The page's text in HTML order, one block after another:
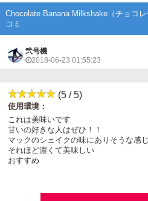
Chocolate Banana Milkshake（チョコ
コミ
弐号機
2018-06-23 01:55:23
(5 / 5)
使用環境：
これは美味いです
甘いの好きな人はぜひ！！
マックのシェイクの味にありそうな感
それほど濃くて美味しい
おすすめ